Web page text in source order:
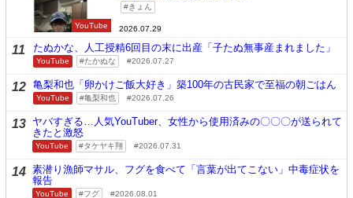
YouTube
きょん
2026.07.29
11 たぬかな、人工授精6回目の末に出産「子たぬ無事産まれました」
YouTube たかぬな 2026.07.27
12 亀梨和也「卵かけご飯大好き」築100年の古民家で至福の朝ごはん
YouTube 亀梨和也 2026.07.26
13 ヤバすぎる…人気YouTuber、女性から使用済みの〇〇〇が送られて
きたと激怒
YouTube タケヤキ翔 2026.07.31
14 素潜り漁師マサル、フグを食べて「言葉が出てこない」中毒症状を
報告
YouTube フグ 2026.08.01